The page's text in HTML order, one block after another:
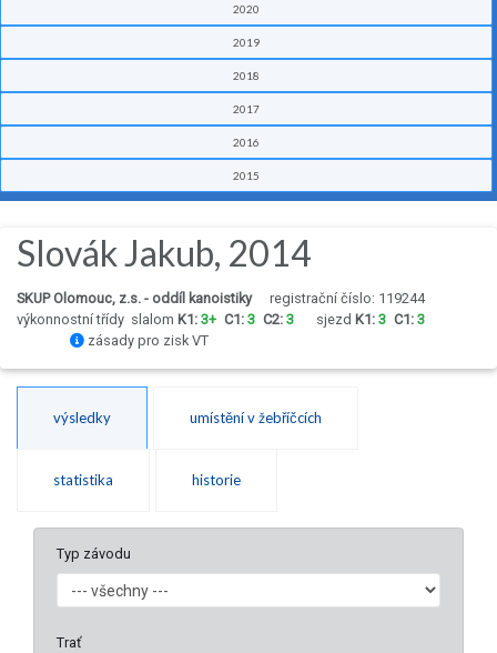
2020
2019
2018
2017
2016
2015
Slovák Jakub, 2014
SKUP Olomouc, z.s. - oddíl kanoistiky
registrační číslo: 119244
výkonnostní třídy slalom K1: 3+ C1: 3 C2: 3 sjezd K1: 3 C1: 3
zásady pro zisk VT
výsledky umístění v žebříčcích
statistika historie
Typ závodu
Trať